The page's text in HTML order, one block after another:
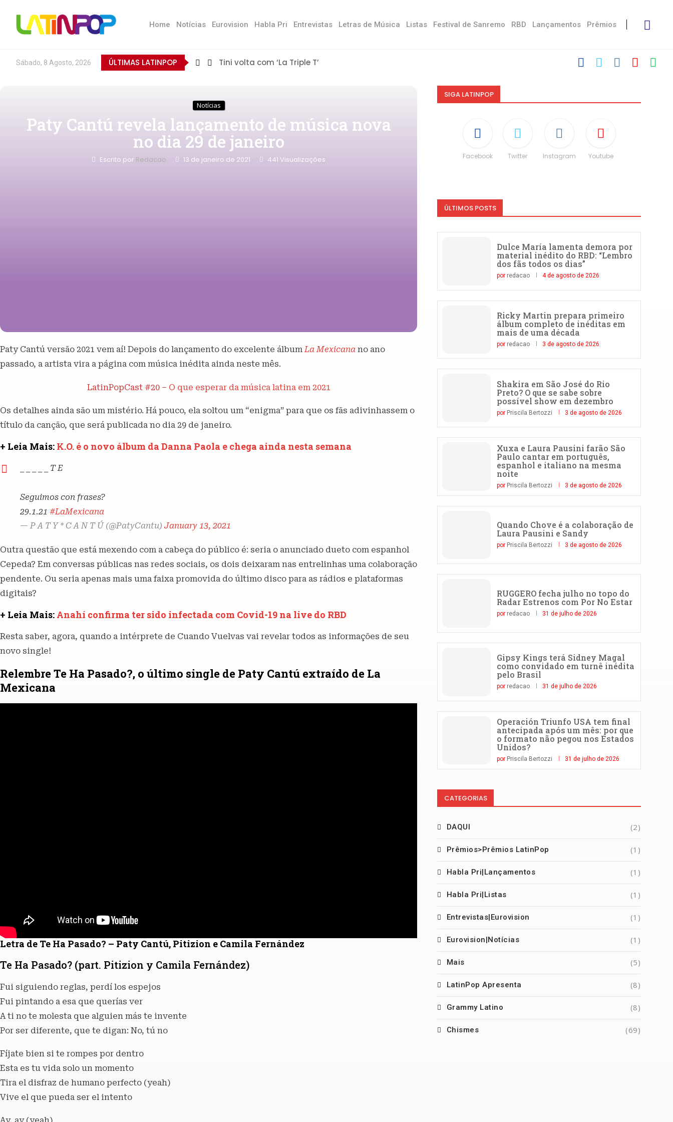
Home Notícias Eurovision Habla Pri Entrevistas Letras de Música Listas Festival de Sanremo RBD Lançamentos Prêmios
Sábado, 8 Agosto, 2026 ÚLTIMAS LATINPOP Tini volta com ‘La Triple T’
Notícias
Paty Cantú revela lançamento de música nova
no dia 29 de janeiro
Escrito por Redacao 13 de janeiro de 2021 441 Visualizações
Paty Cantú versão 2021 vem aí! Depois do lançamento do excelente álbumLa Mexicana no ano
passado, a artista vira a página com música inédita ainda neste mês.
LatinPopCast #20 – O que esperar da música latina em 2021
Os detalhes ainda são um mistério. Há pouco, ela soltou um “enigma” para que os fãs adivinhassem o
título da canção, que será publicada no dia 29 de janeiro.
+ Leia Mais: K.O. é o novo álbum da Danna Paola e chega ainda nesta semana
_ _ _ _ _ T E
Seguimos con frases?
29.1.21 #LaMexicana
— P A T Y * C A N T Ú (@PatyCantu) January 13, 2021
Outra questão que está mexendo com a cabeça do público é: seria o anunciado dueto com espanhol
Cepeda? Em conversas públicas nas redes sociais, os dois deixaram nas entrelinhas uma colaboração
pendente. Ou seria apenas mais uma faixa promovida do último disco para as rádios e plataformas
digitais?
+ Leia Mais: Anahí confirma ter sido infectada com Covid-19 na live do RBD
Resta saber, agora, quando a intérprete de Cuando Vuelvas vai revelar todos as informações de seu
novo single!
Relembre Te Ha Pasado?, o último single de Paty Cantú extraído de La
Mexicana
Letra de Te Ha Pasado? – Paty Cantú, Pitizion e Camila Fernández
Te Ha Pasado? (part. Pitizion y Camila Fernández)
Fui siguiendo reglas, perdí los espejos
Fui pintando a esa que querías ver
A ti no te molesta que alguien más te invente
Por ser diferente, que te digan: No, tú no
Fíjate bien si te rompes por dentro
Esta es tu vida solo un momento
Tira el disfraz de humano perfecto (yeah)
Vive el que pueda ser el intento
SIGA LATINPOP
Facebook Twitter Instagram Youtube
ÚLTIMOS POSTS
Dulce María lamenta demora por
material inédito do RBD: “Lembro
dos fãs todos os dias”
por redacao 4 de agosto de 2026
Ricky Martin prepara primeiro
álbum completo de inéditas em
mais de uma década
por redacao 3 de agosto de 2026
Shakira em São José do Rio
Preto? O que se sabe sobre
possível show em dezembro
por Priscila Bertozzi 3 de agosto de 2026
Xuxa e Laura Pausini farão São
Paulo cantar em português,
espanhol e italiano na mesma
noite
por Priscila Bertozzi 3 de agosto de 2026
Quando Chove é a colaboração de
Laura Pausini e Sandy
por Priscila Bertozzi 3 de agosto de 2026
RUGGERO fecha julho no topo do
Radar Estrenos com Por No Estar
por redacao 31 de julho de 2026
Gipsy Kings terá Sidney Magal
como convidado em turnê inédita
pelo Brasil
por redacao 31 de julho de 2026
Operación Triunfo USA tem final
antecipada após um mês: por que
o formato não pegou nos Estados
Unidos?
por Priscila Bertozzi 31 de julho de 2026
CATEGORIAS
DAQUI (2)
Prêmios>Prêmios LatinPop (1)
Habla Pri|Lançamentos (1)
Habla Pri|Listas (1)
Entrevistas|Eurovision (1)
Eurovision|Notícias (1)
Mais (5)
LatinPop Apresenta (8)
Grammy Latino (8)
Chismes (69)